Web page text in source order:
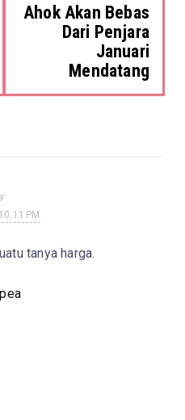
Ahok Akan Bebas
Dari Penjara
Januari
Mendatang
PM
tanya harga.